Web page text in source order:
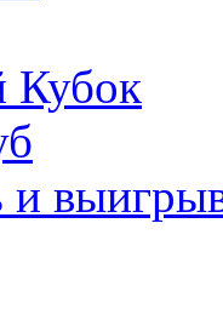
Кубок
и